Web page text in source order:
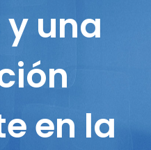
una
en la